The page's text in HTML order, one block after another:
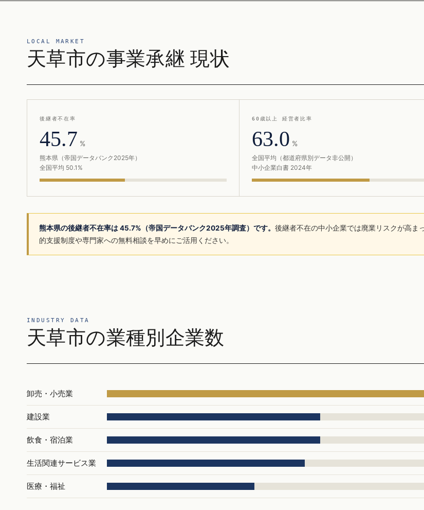
LOCAL MARKET
天草市の事業承継 現状
後継者不在率
45.7 %
熊本県（帝国データバンク2025年）
全国平均 50.1%
60歳以上 経営者比率
63.0 %
全国平均（都道府県別データ非公開）
中小企業白書 2024年
熊本県の後継者不在率は 45.7%（帝国データバンク2025年調査）です。 後継者不在の中小企業では廃業リスクが高ま
的支援制度や専門家への無料相談を早めにご活用ください。
INDUSTRY DATA
天草市の業種別企業数
卸売・小売業
建設業
飲食・宿泊業
生活関連サービス業
医療・福祉